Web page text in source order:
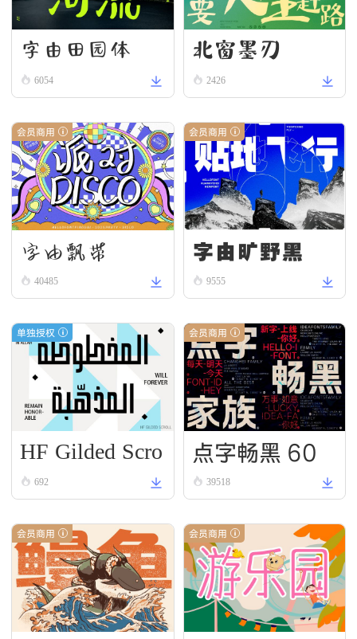
字由田园体
6054
北窗墨刃
2426
会员商用
字由飘带
40485
会员商用
字由旷野黑
9555
单独授权
HF Gilded Scro
ll692
会员商用
点字畅黑 60
39518
会员商用 会员商用